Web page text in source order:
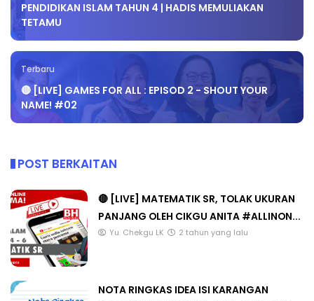
PENDIDIKAN ISLAM TAHUN 4 | HADIS MEMULIAKAN
TETAMU
Terbaru
🔴 [LIVE] GAMES FOR ALL : EPISOD 2 - SHOUT YOUR
NAME! #02
POST BERKAITAN
🔴 [LIVE] MATEMATIK SR, TOLAK UKURAN
PANJANG OLEH CIKGU ANITA #ALLINON...
Yu. Chekgu LK 2 tahun yang lalu
NOTA RINGKAS IDEA ISI KARANGAN